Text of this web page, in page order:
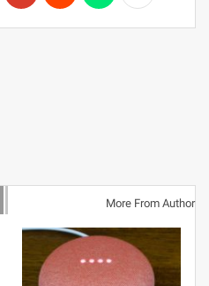
More From Author